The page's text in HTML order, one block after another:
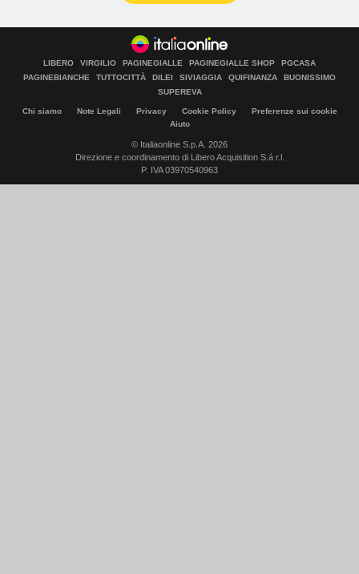
LIBERO VIRGILIO PAGINEGIALLE PAGINEGIALLE SHOP
PGCASA
PAGINEBIANCHE
TUTTOCITTÀ DILEI SIVIAGGIA QUIFINANZA
BUONISSIMO
SUPEREVA
Chi siamo Note Legali Privacy Cookie Policy
Preferenze sui cookie
Aiuto
© Italiaonline S.p.A. 2026
Direzione e coordinamento di Libero Acquisition S.á r.l.
P. IVA 03970540963